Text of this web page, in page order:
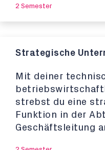
2 Semester
Strategische
Mit deiner
strebst du eine
Funktion in der
Geschäftsleitung